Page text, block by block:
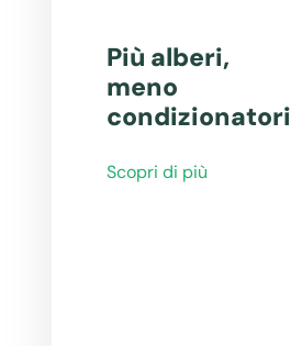
Più alberi,
meno
condizionatori
Scopri di più